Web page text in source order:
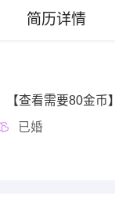
简历详情
【查看需要80金币】
已婚